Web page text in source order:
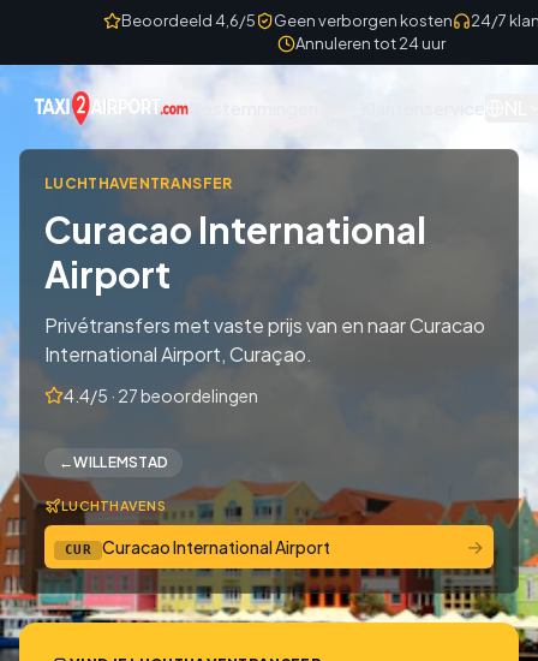
Skip to contentBeoordeeld 4,6/5 Geen verborgen kosten
24/7
Annuleren tot 24 uur
Klantenservice
LUCHTHAVENTRANSFER
Curacao International
Airport
Privétransfers met vaste prijs van en naar Curacao
International Airport, Curaçao.
4.4/5 · 27 beoordelingen
←WILLEMSTAD
LUCHTHAVENS
CUR Curacao International Airport →